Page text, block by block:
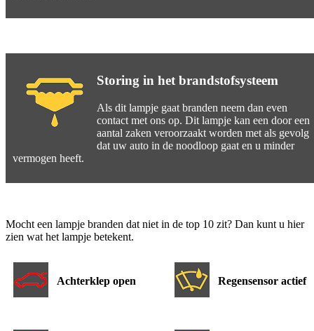
Storing in het brandstofsysteem
Als dit lampje gaat branden neem dan even
contact met ons op. Dit lampje kan een door een
aantal zaken veroorzaakt worden met als gevolg
dat uw auto in de noodloop gaat en u minder
vermogen heeft.
Mocht een lampje branden dat niet in de top 10 zit? Dan kunt u hier
zien wat het lampje betekent.
Achterklep open Regensensor actief